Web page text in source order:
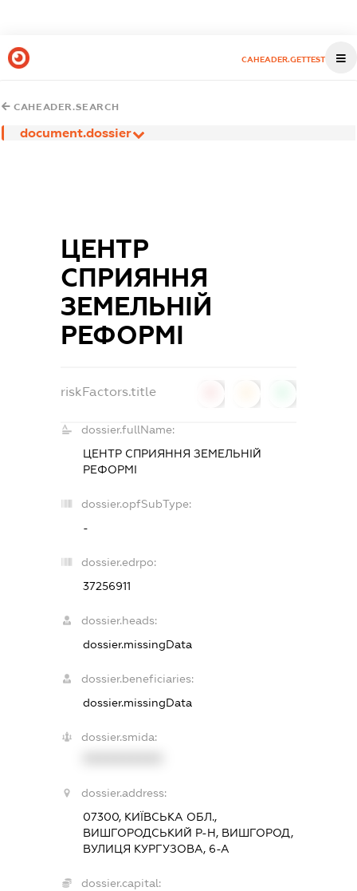
CAHEADER.GETTEST
CAHEADER.SEARCH
document.dossier
ЦЕНТР
СПРИЯННЯ
ЗЕМЕЛЬНІЙ
РЕФОРМІ
riskFactors.title
dossier.fullName:
ЦЕНТР СПРИЯННЯ ЗЕМЕЛЬНІЙ
РЕФОРМІ
dossier.opfSubType:
-
dossier.edrpo:
37256911
dossier.heads:
dossier.missingData
dossier.beneficiaries:
dossier.missingData
dossier.smida:
dossier.address:
07300, КИЇВСЬКА ОБЛ.,
ВИШГОРОДСЬКИЙ Р-Н, ВИШГОРОД,
ВУЛИЦЯ КУРГУЗОВА, 6-А
dossier.capital: